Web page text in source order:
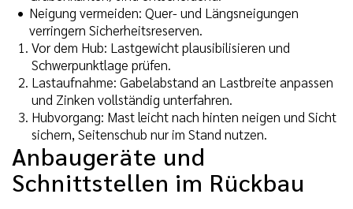
Neigung vermeiden: Quer- und Längsneigungen
verringern Sicherheitsreserven.
Vor dem Hub: Lastgewicht plausibilisieren und
Schwerpunktlage prüfen.
Lastaufnahme: Gabelabstand an Lastbreite anpassen
und Zinken vollständig unterfahren.
Hubvorgang: Mast leicht nach hinten neigen und Sicht
sichern, Seitenschub nur im Stand nutzen.
Anbaugeräte und
Schnittstellen im Rückbau